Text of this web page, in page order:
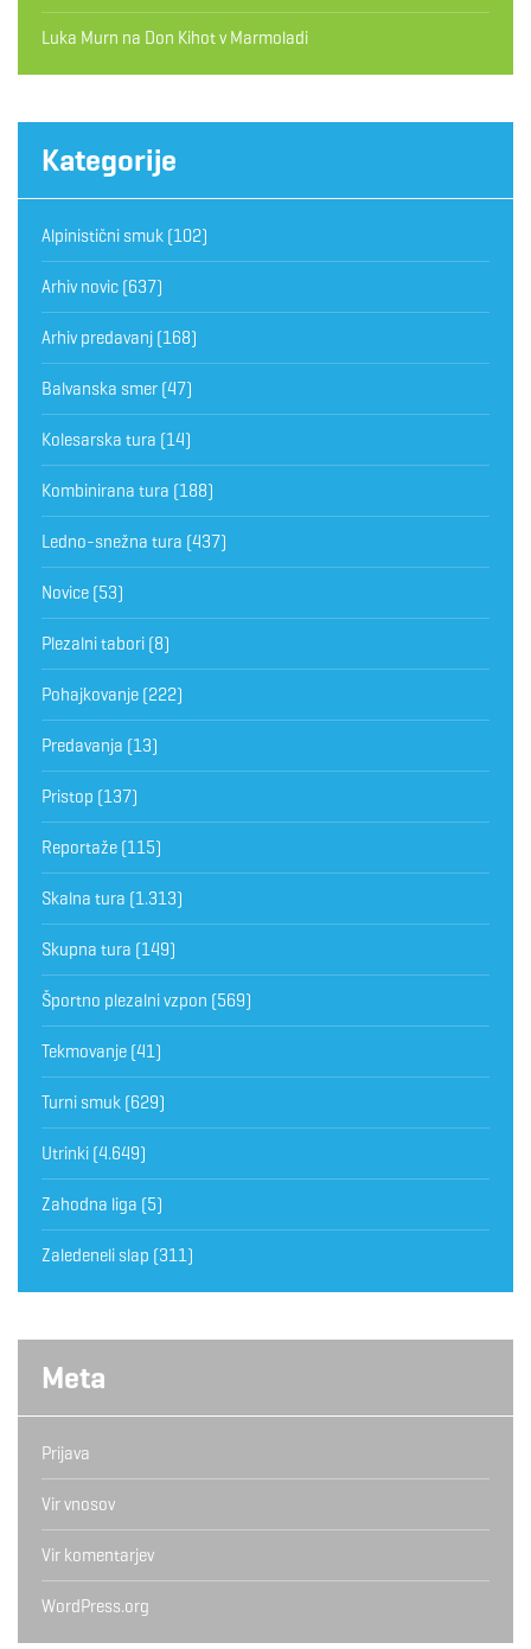
Luka Murn na Don Kihot v Marmoladi
Kategorije
Alpinistični smuk (102)
Arhiv novic (637)
Arhiv predavanj (168)
Balvanska smer (47)
Kolesarska tura (14)
Kombinirana tura (188)
Ledno-snežna tura (437)
Novice (53)
Plezalni tabori (8)
Pohajkovanje (222)
Predavanja (13)
Pristop (137)
Reportaže (115)
Skalna tura (1.313)
Skupna tura (149)
Športno plezalni vzpon (569)
Tekmovanje (41)
Turni smuk (629)
Utrinki (4.649)
Zahodna liga (5)
Zaledeneli slap (311)
Meta
Prijava
Vir vnosov
Vir komentarjev
WordPress.org